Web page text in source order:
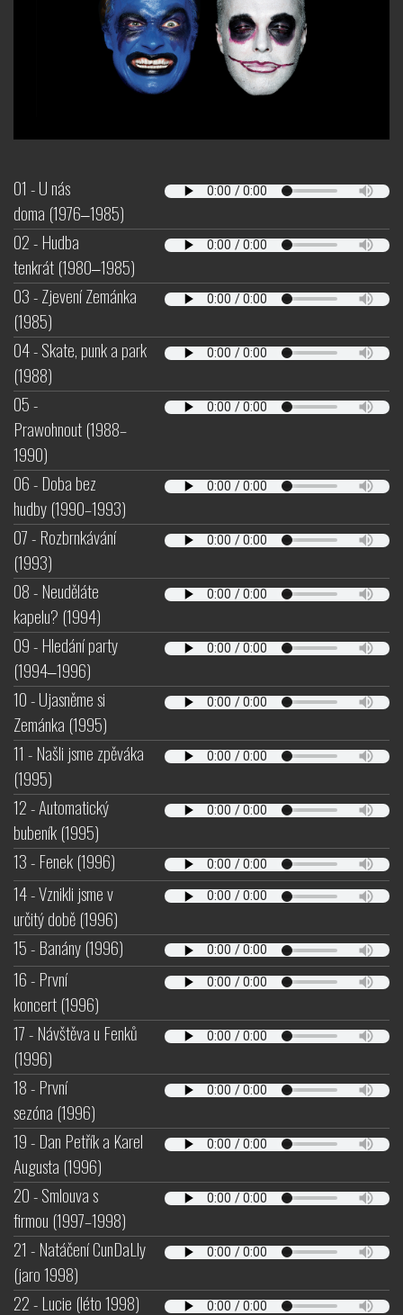
01 - U nás
doma (1976‒1985)
02 - Hudba
tenkrát (1980‒1985)
03 - Zjevení Zemánka
(1985)
04 - Skate, punk a park
(1988)
05 -
Prawohnout (1988–
1990)
06 - Doba bez
hudby (1990–1993)
07 - Rozbrnkávání
(1993)
08 - Neuděláte
kapelu? (1994)
09 - Hledání party
(1994‒1996)
10 - Ujasněme si
Zemánka (1995)
11 - Našli jsme zpěváka
(1995)
12 - Automatický
bubeník (1995)
13 - Fenek (1996)
14 - Vznikli jsme v
určitý době (1996)
15 - Banány (1996)
16 - První
koncert (1996)
17 - Návštěva u Fenků
(1996)
18 - První
sezóna (1996)
19 - Dan Petřík a Karel
Augusta (1996)
20 - Smlouva s
firmou (1997–1998)
21 - Natáčení CunDaLly
(jaro 1998)
22 - Lucie (léto 1998)